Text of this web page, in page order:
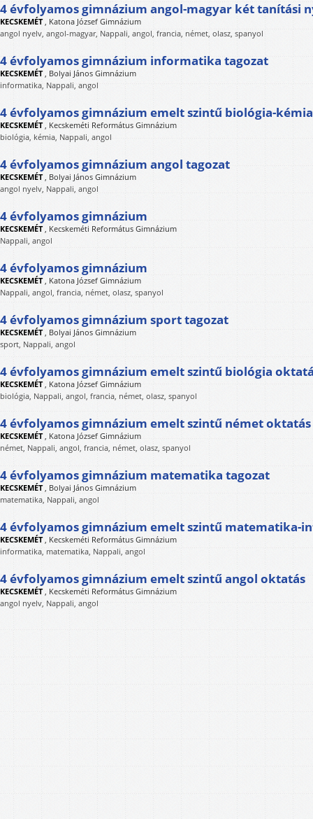
4 évfolyamos gimnázium angol-magyar két tanítási
KECSKEMÉT, Katona József Gimnázium
angol nyelv, angol-magyar, Nappali, angol, francia, német, olasz, spanyol
4 évfolyamos gimnázium informatika tagozat
KECSKEMÉT, Bolyai János Gimnázium
informatika, Nappali, angol
4 évfolyamos gimnázium emelt szintű biológia-
KECSKEMÉT, Kecskeméti Református Gimnázium
biológia, kémia, Nappali, angol
4 évfolyamos gimnázium angol tagozat
KECSKEMÉT, Bolyai János Gimnázium
angol nyelv, Nappali, angol
4 évfolyamos gimnázium
KECSKEMÉT, Kecskeméti Református Gimnázium
Nappali, angol
4 évfolyamos gimnázium
KECSKEMÉT, Katona József Gimnázium
Nappali, angol, francia, német, olasz, spanyol
4 évfolyamos gimnázium sport tagozat
KECSKEMÉT, Bolyai János Gimnázium
sport, Nappali, angol
4 évfolyamos gimnázium emelt szintű biológia
KECSKEMÉT, Katona József Gimnázium
biológia, Nappali, angol, francia, német, olasz, spanyol
4 évfolyamos gimnázium emelt szintű német oktatás
KECSKEMÉT, Katona József Gimnázium
német, Nappali, angol, francia, német, olasz, spanyol
4 évfolyamos gimnázium matematika tagozat
KECSKEMÉT, Bolyai János Gimnázium
matematika, Nappali, angol
4 évfolyamos gimnázium emelt szintű matematika-
KECSKEMÉT, Kecskeméti Református Gimnázium
informatika, matematika, Nappali, angol
4 évfolyamos gimnázium emelt szintű angol oktatás
KECSKEMÉT, Kecskeméti Református Gimnázium
angol nyelv, Nappali, angol